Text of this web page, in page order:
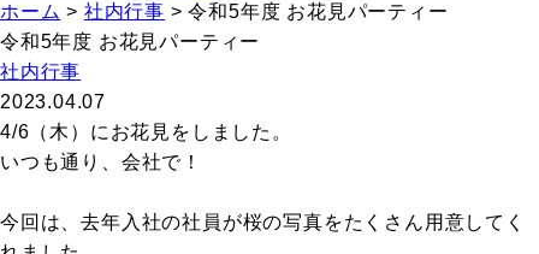
ホーム > 社内行事 >令和5年度 お花見パーティー
令和5年度 お花見パーティー
社内行事
2023.04.07
4/6（木）にお花見をしました。
いつも通り、会社で！
今回は、去年入社の社員が桜の写真をたくさん用意してく